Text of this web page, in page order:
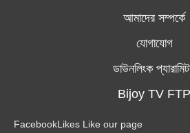
আমাদের সম্পর্কে
যোগাযোগ
ডাউনলিংক
Bijoy TV FTP
FacebookLikes Like our page